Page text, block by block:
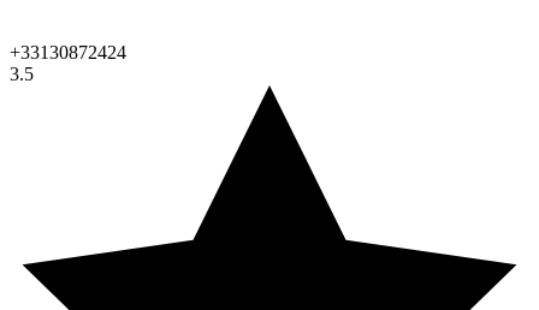
+33130872424
3.5